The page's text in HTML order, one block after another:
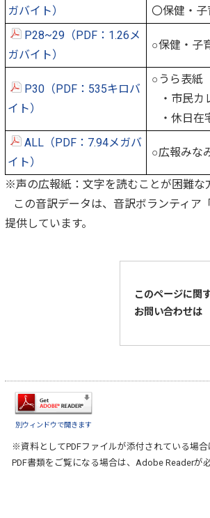
ガバイト）
〇保健・子
P28~29（PDF：1.26メ
ガバイト）
○保健・子
P30（PDF：535キロバ
イト）
○うら表紙
・市民カ
・休日在
ALL（PDF：7.94メガバ
イト）
○広報みな
※声の広報紙：文字を読むことが困難な
この音訳データは、音訳ボランティア
提供しています。
このページに関
お問い合わせは
別ウィンドウで開きます
※資料としてPDFファイルが添付されている場合
PDF書類をご覧になる場合は、 Adobe Readerが